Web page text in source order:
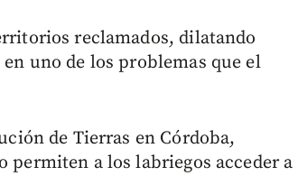
reclamados, dilatando
uno de los problemas que el
de Tierras en Córdoba,
permiten a los labriegos acceder a